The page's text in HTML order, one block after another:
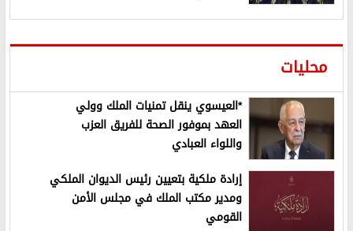
محليات
*العيسوي ينقل تمنيات الملك وولي
العهد بموفور الصحة للفريق العزب
واللواء العبادي
إرادة ملكية بتعيين رئيس الديوان الملكي
ومدير مكتب الملك في مجلس الأمن
القومي